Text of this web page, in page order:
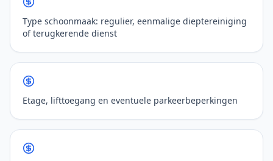
Type schoonmaak: regulier, eenmalige dieptereiniging
of terugkerende dienst
Etage, lifttoegang en eventuele parkeerbeperkingen